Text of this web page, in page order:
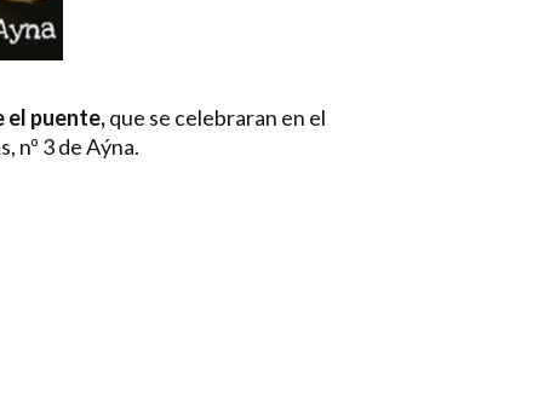
el puente,que se celebraran en el
nº 3 de Aýna.